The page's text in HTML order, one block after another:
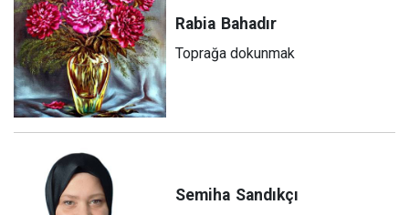
Rabia Bahadır
Toprağa dokunmak
Semiha Sandıkçı